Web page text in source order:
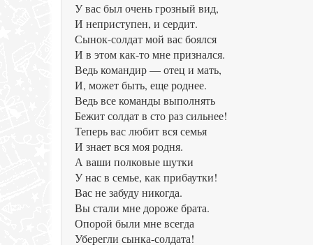
У вас был очень грозный вид,
И неприступен, и сердит.
Сынок-солдат мой вас боялся
И в этом как-то мне признался.
Ведь командир — отец и мать,
И, может быть, еще роднее.
Ведь все команды выполнять
Бежит солдат в сто раз сильнее!
Теперь вас любит вся семья
И знает вся моя родня.
А ваши полковые шутки
У нас в семье, как прибаутки!
Вас не забуду никогда.
Вы стали мне дороже брата.
Опорой были мне всегда
Уберегли сынка-солдата!